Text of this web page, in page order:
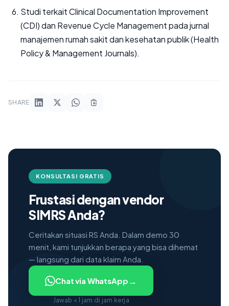
Studi terkait Clinical Documentation Improvement
(CDI) dan Revenue Cycle Management pada jurnal
manajemen rumah sakit dan kesehatan publik (Health
Policy & Management Journals).
SHARE
KONSULTASI GRATIS
Frustasi dengan vendor
SIMRS Anda?
Ceritakan situasi RS Anda. Dalam demo 30
menit, kami tunjukkan berapa yang bisa dihemat
— langsung dari data klaim Anda.
Chat via WhatsApp→
Jawab < 1 jam di jam kerja